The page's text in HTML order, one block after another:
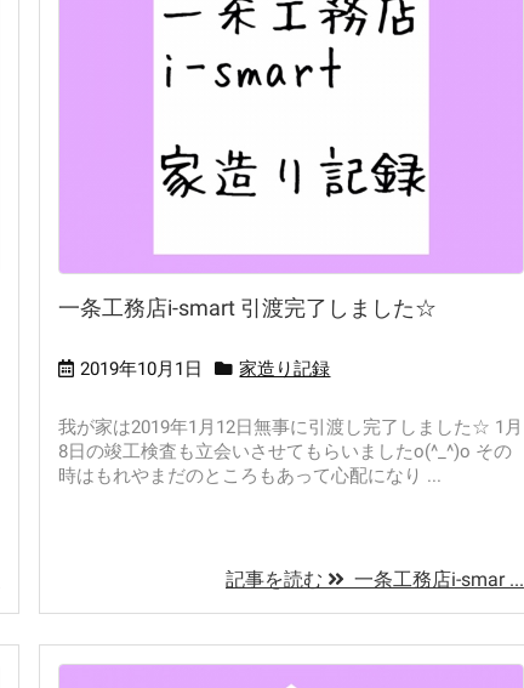
一条工務店i-smart 引渡完了しました☆
2019年10月1日 家造り記録
我が家は2019年1月12日無事に引渡し完了しました☆ 1月
8日の竣工検査も立会いさせてもらいましたo(^_^)o その
時はもれやまだのところもあって心配になり ...
記事を読む 一条工務店i-smar ...